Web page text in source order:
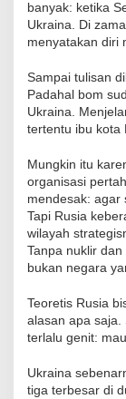
banyak: ketika
Ukraina. Di
menyatakan diri
Sampai tulisan
Padahal bom
Ukraina.
tertentu ibu kota
Mungkin itu
organisasi
mendesak: agar
Tapi Rusia
wilayah
Tanpa nuklir
bukan negara
Teoretis Rusia
alasan apa saja.
terlalu genit:
Ukraina
tiga terbesar di